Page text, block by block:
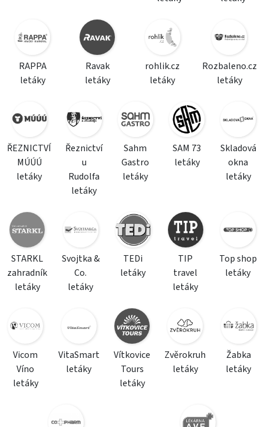
RAPPA
letáky
Ravak
letáky
rohlik.cz
letáky
Rozbaleno.cz
letáky
ŘEZNICTVÍ
MÚÚÚ
letáky
Řeznictví
u
Rudolfa
letáky
Sahm
Gastro
letáky
SAM 73
letáky
Skladová
okna
letáky
STARKL
zahradník
letáky
Svojtka &
Co.
letáky
TEDi
letáky
TIP
travel
letáky
Top shop
letáky
Vicom
Víno
letáky
VitaSmart
letáky
Vítkovice
Tours
letáky
Zvěrokruh
letáky
Žabka
letáky